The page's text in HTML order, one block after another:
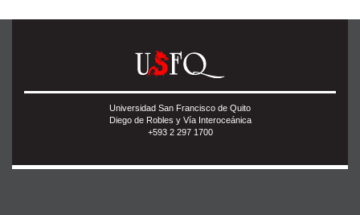
Universidad San Francisco de Quito
Diego de Robles y Vía Interoceánica
+593 2 297 1700